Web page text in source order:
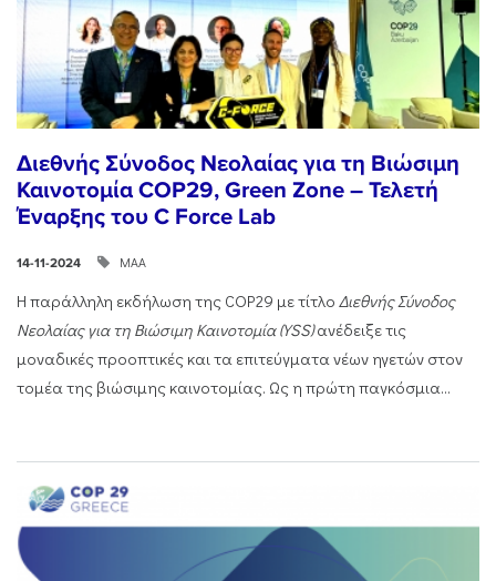
Διεθνής Σύνοδος Νεολαίας για τη Βιώσιμη
Καινοτομία COP29, Green Zone – Τελετή
Έναρξης του C Force Lab
14-11-2024 ΜΑΑ
Η παράλληλη εκδήλωση της COP29 με τίτλο Διεθνής Σύνοδος
Νεολαίας για τη Βιώσιμη Καινοτομία (YSS)ανέδειξε τις
μοναδικές προοπτικές και τα επιτεύγματα νέων ηγετών στον
τομέα της βιώσιμης καινοτομίας. Ως η πρώτη παγκόσμια...